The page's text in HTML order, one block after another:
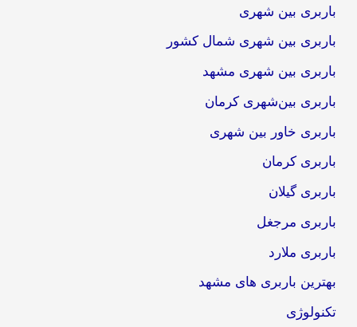
باربری بین شهری
باربری بین شهری شمال کشور
باربری بین شهری مشهد
باربری بین‌شهری کرمان
باربری خاور بین شهری
باربری کرمان
باربری گیلان
باربری مرجغل
باربری ملارد
بهترین باربری های مشهد
تکنولوژی